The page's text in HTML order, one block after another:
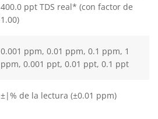
400.0 ppt TDS real* (con factor de
1.00)
0.001 ppm, 0.01 ppm, 0.1 ppm, 1
ppm, 0.001 ppt, 0.01 ppt, 0.1 ppt
±|% de la lectura (±0.01 ppm)